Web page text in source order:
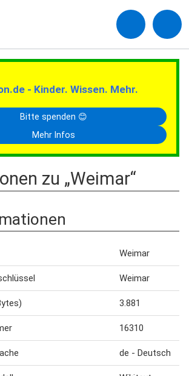
- Kinder. Wissen. Mehr.
Bitte spenden 😊
Mehr Infos
zu „Weimar“
Weimar
Weimar
3.881
16310
de - Deutsch